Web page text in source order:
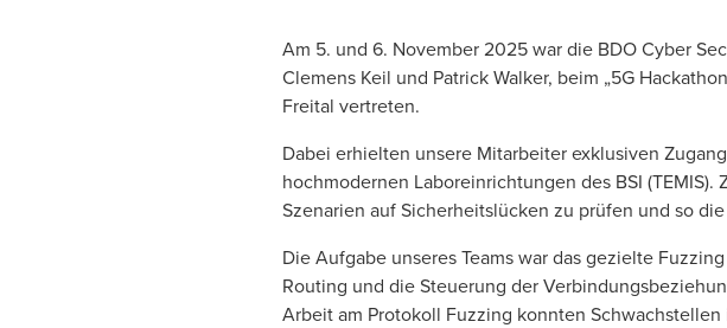
Am 5. und 6. November 2025 war die BDO Cyber
Clemens Keil und Patrick Walker, beim „5G
Freital vertreten.
Dabei erhielten unsere Mitarbeiter exklusiven
hochmodernen Laboreinrichtungen des BSI
Szenarien auf Sicherheitslücken zu prüfen und so
Die Aufgabe unseres Teams war das gezielte
Routing und die Steuerung der
Arbeit am Protokoll Fuzzing konnten